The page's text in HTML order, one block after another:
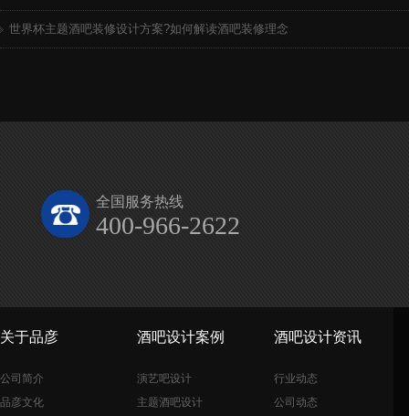
世界杯主题酒吧装修设计方案?如何解读酒吧装修理念
全国服务热线
400-966-2622
关于品彦
公司简介
品彦文化
酒吧设计案例
演艺吧设计
主题酒吧设计
酒吧设计资讯
行业动态
公司动态